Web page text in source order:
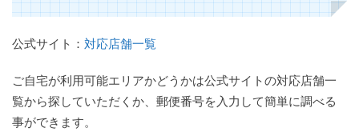
ダイ
エー
トス
ーパ
ーの
クー
公式サイト： 対応店舗一覧
ご自宅が利用可能エリアかどうかは公式サイトの対応店舗一
覧から探していただくか、郵便番号を入力して簡単に調べる
事ができます。